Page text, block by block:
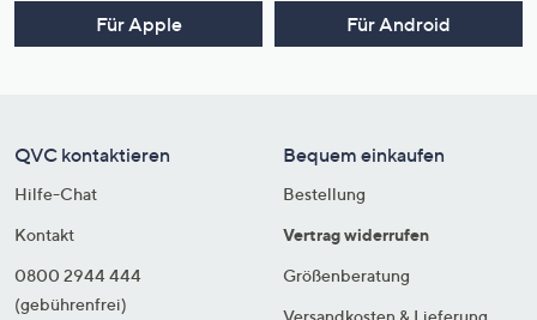
Für Apple Für Android
QVC kontaktieren
Hilfe-Chat
Kontakt
0800 2944 444
(gebührenfrei)
Bequem einkaufen
Bestellung
Vertrag widerrufen
Größenberatung
Versandkosten & Lieferung